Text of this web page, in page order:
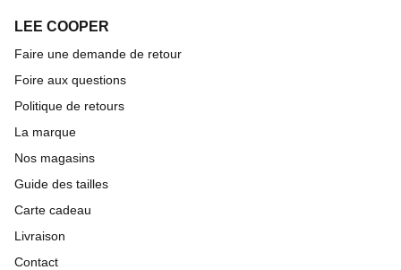
LEE COOPER
Faire une demande de retour
Foire aux questions
Politique de retours
La marque
Nos magasins
Guide des tailles
Carte cadeau
Livraison
Contact